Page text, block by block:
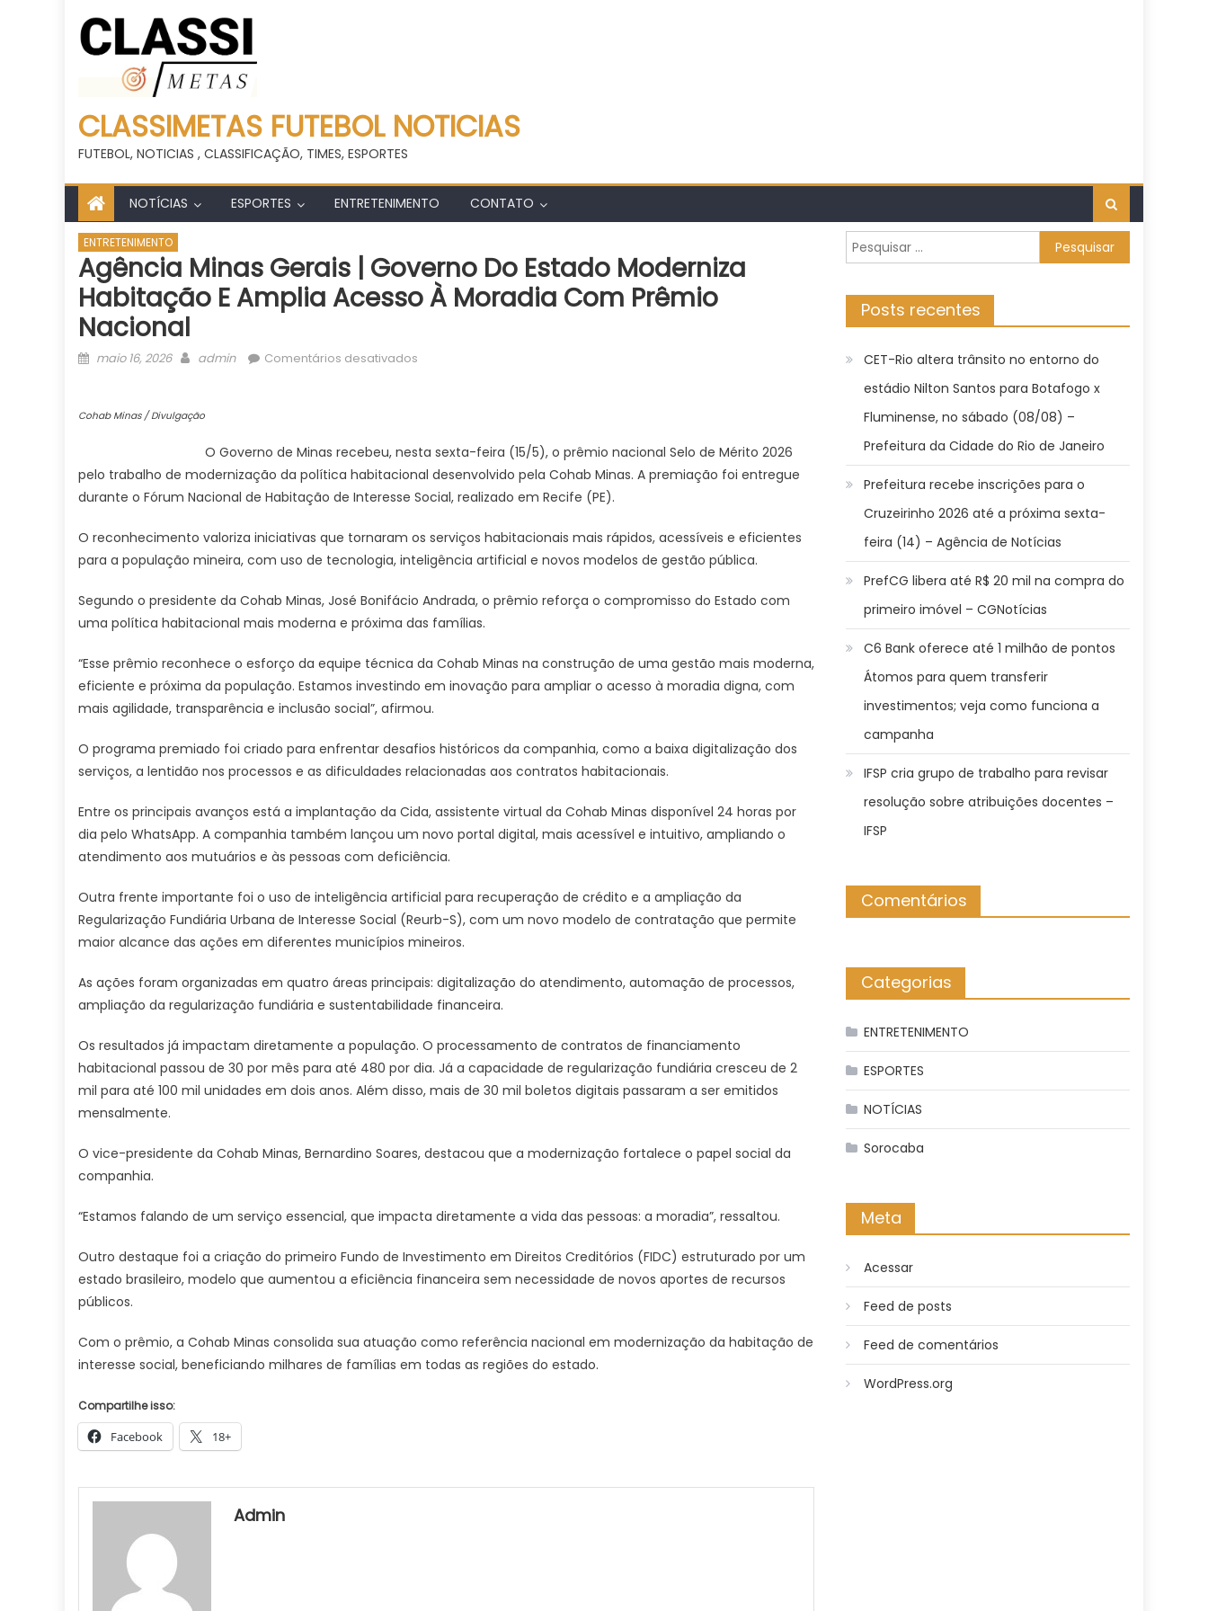
CLASSIMETAS FUTEBOL NOTICIAS
FUTEBOL, NOTICIAS , CLASSIFICAÇÃO, TIMES, ESPORTES
NOTÍCIAS ESPORTES ENTRETENIMENTO CONTATO
ENTRETENIMENTO
Agência Minas Gerais | Governo Do Estado Moderniza
Habitação E Amplia Acesso À Moradia Com Prêmio
Nacional
Posted
maio 16, 2026 Author
admin Comentários desativados
Governo
do
Estado
habitação
e
acesso
à
com
prêmio
nacional
Cohab Minas / Divulgação
O Governo de Minas recebeu, nesta sexta-feira (15/5), o prêmio nacional Selo de Mérito 2026
pelo trabalho de modernização da política habitacional desenvolvido pela Cohab Minas. A premiação foi entregue
durante o Fórum Nacional de Habitação de Interesse Social, realizado em Recife (PE).
O reconhecimento valoriza iniciativas que tornaram os serviços habitacionais mais rápidos, acessíveis e eficientes
para a população mineira, com uso de tecnologia, inteligência artificial e novos modelos de gestão pública.
Segundo o presidente da Cohab Minas, José Bonifácio Andrada, o prêmio reforça o compromisso do Estado com
uma política habitacional mais moderna e próxima das famílias.
“Esse prêmio reconhece o esforço da equipe técnica da Cohab Minas na construção de uma gestão mais moderna,
eficiente e próxima da população. Estamos investindo em inovação para ampliar o acesso à moradia digna, com
mais agilidade, transparência e inclusão social”, afirmou.
O programa premiado foi criado para enfrentar desafios históricos da companhia, como a baixa digitalização dos
serviços, a lentidão nos processos e as dificuldades relacionadas aos contratos habitacionais.
Entre os principais avanços está a implantação da Cida, assistente virtual da Cohab Minas disponível 24 horas por
dia pelo WhatsApp. A companhia também lançou um novo portal digital, mais acessível e intuitivo, ampliando o
atendimento aos mutuários e às pessoas com deficiência.
Outra frente importante foi o uso de inteligência artificial para recuperação de crédito e a ampliação da
Regularização Fundiária Urbana de Interesse Social (Reurb-S), com um novo modelo de contratação que permite
maior alcance das ações em diferentes municípios mineiros.
As ações foram organizadas em quatro áreas principais: digitalização do atendimento, automação de processos,
ampliação da regularização fundiária e sustentabilidade financeira.
Os resultados já impactam diretamente a população. O processamento de contratos de financiamento
habitacional passou de 30 por mês para até 480 por dia. Já a capacidade de regularização fundiária cresceu de 2
mil para até 100 mil unidades em dois anos. Além disso, mais de 30 mil boletos digitais passaram a ser emitidos
mensalmente.
O vice-presidente da Cohab Minas, Bernardino Soares, destacou que a modernização fortalece o papel social da
companhia.
“Estamos falando de um serviço essencial, que impacta diretamente a vida das pessoas: a moradia”, ressaltou.
Outro destaque foi a criação do primeiro Fundo de Investimento em Direitos Creditórios (FIDC) estruturado por um
estado brasileiro, modelo que aumentou a eficiência financeira sem necessidade de novos aportes de recursos
públicos.
Com o prêmio, a Cohab Minas consolida sua atuação como referência nacional em modernização da habitação de
interesse social, beneficiando milhares de famílias em todas as regiões do estado.
Compartilhe isso:
Facebook 18+
Admin
Pesquisar
por:
Posts recentes
CET-Rio altera trânsito no entorno do
estádio Nilton Santos para Botafogo x
Fluminense, no sábado (08/08) –
Prefeitura da Cidade do Rio de Janeiro
Prefeitura recebe inscrições para o
Cruzeirinho 2026 até a próxima sexta-
feira (14) – Agência de Notícias
PrefCG libera até R$ 20 mil na compra do
primeiro imóvel – CGNotícias
C6 Bank oferece até 1 milhão de pontos
Átomos para quem transferir
investimentos; veja como funciona a
campanha
IFSP cria grupo de trabalho para revisar
resolução sobre atribuições docentes –
IFSP
Comentários
Categorias
ENTRETENIMENTO
ESPORTES
NOTÍCIAS
Sorocaba
Meta
Acessar
Feed de posts
Feed de comentários
WordPress.org